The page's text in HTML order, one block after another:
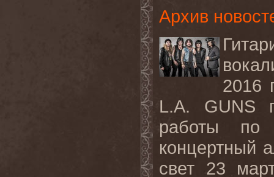
Архив
2016
L.A. GUNS
работы по
концертный
свет 23